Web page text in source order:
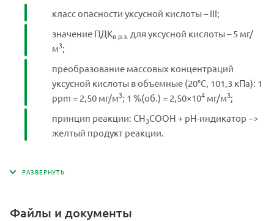
класс опасности уксусной кислоты – III;
значение ПДКв.р.з. для уксусной кислоты – 5 мг/
м3;
преобразование массовых концентраций
уксусной кислоты в объемные (20°C, 101,3 кПа): 1
ppm = 2,50 мг/м3; 1 %(об.) = 2,50×104 мг/м3;
принцип реакции: СН3СООН + pH-индикатор −>
желтый продукт реакции.
Файлы и документы